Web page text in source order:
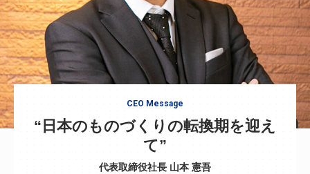
CEO Message
“日本のものづくりの転換期を迎え
て”
代表取締役社長 山本 憲吾